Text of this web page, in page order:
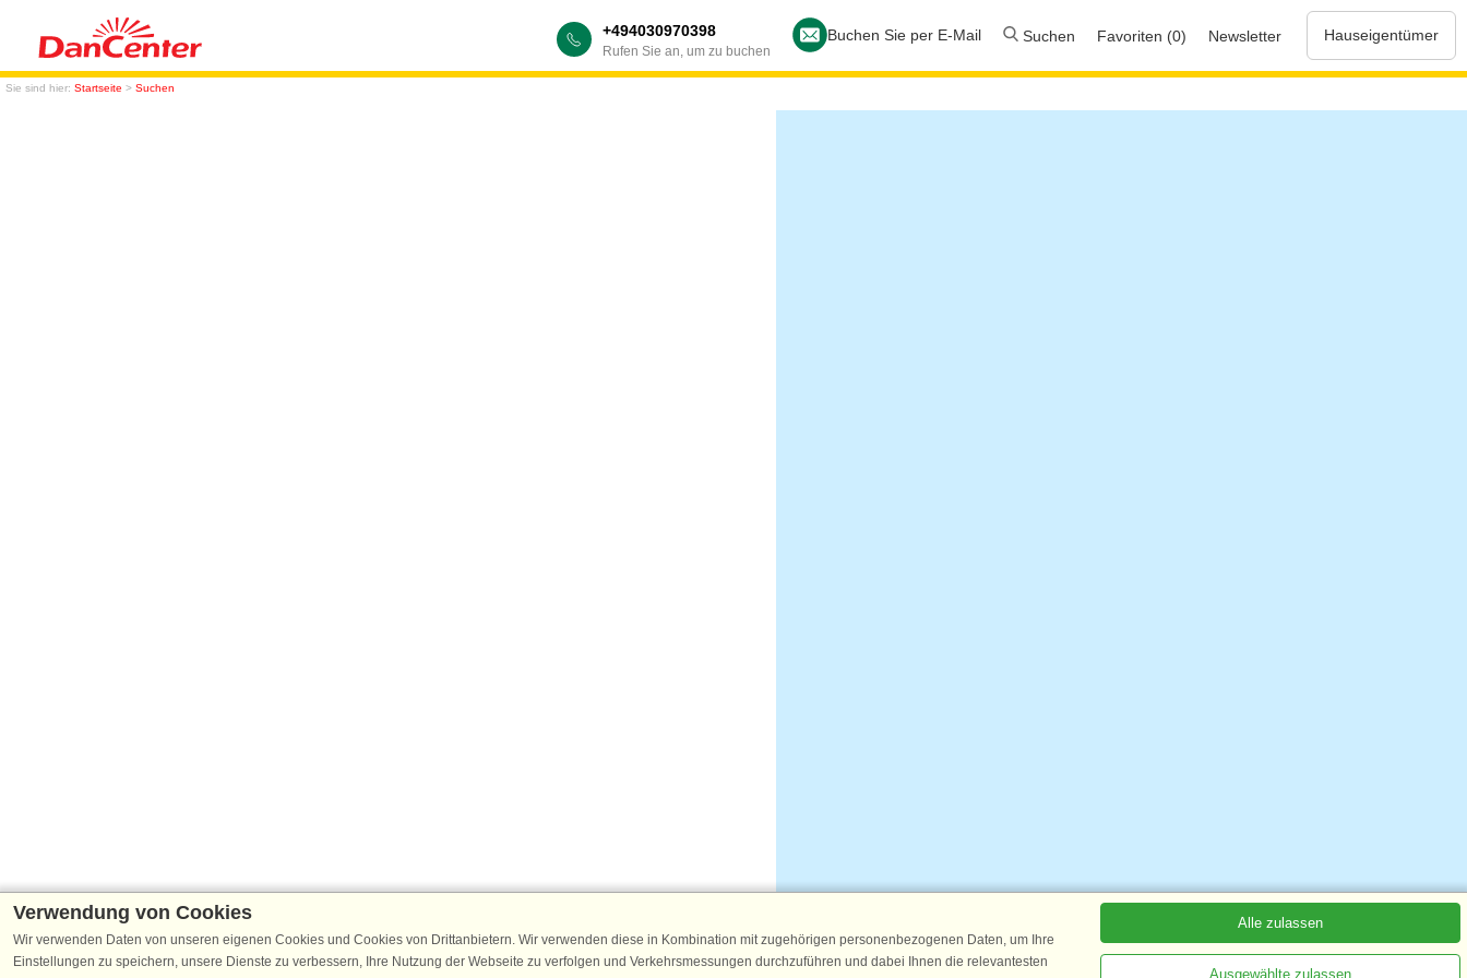
+494030970398
Rufen Sie an, um zu buchen
Buchen Sie per E-Mail Suchen Favoriten (0) Newsletter Hauseigentümer
Sie sind hier: Startseite > Suchen
Verwendung von Cookies
Wir verwenden Daten von unseren eigenen Cookies und Cookies von Drittanbietern. Wir verwenden diese in Kombination mit zugehörigen personenbezogenen Daten, um Ihre
Einstellungen zu speichern, unsere Dienste zu verbessern, Ihre Nutzung der Webseite zu verfolgen und Verkehrsmessungen durchzuführen und dabei Ihnen die relevantesten
Alle zulassen
Ausgewählte zulassen